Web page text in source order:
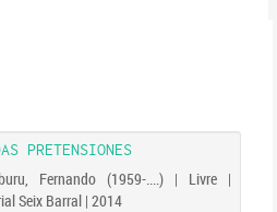
PRETENSIONES
Fernando (1959-....) | Livre |
Seix Barral | 2014